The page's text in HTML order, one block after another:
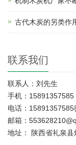
古代木炭的另类作
联系我们
联系人：刘先生
手机：15891357585
电话：15891357585
邮箱：
地址： 陕西省礼泉